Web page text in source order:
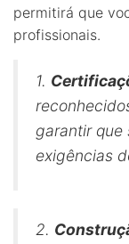
permitirá que
profissionais.
1.
garantir que
exigências
2.